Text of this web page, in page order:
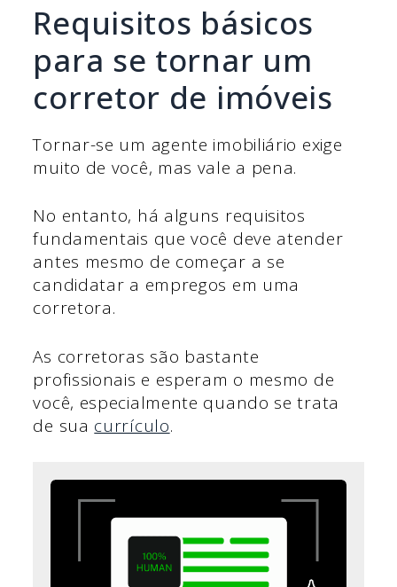
Requisitos básicos
para se tornar um
corretor de imóveis
Tornar-se um agente imobiliário exige
muito de você, mas vale a pena.
No entanto, há alguns requisitos
fundamentais que você deve atender
antes mesmo de começar a se
candidatar a empregos em uma
corretora.
As corretoras são bastante
profissionais e esperam o mesmo de
você, especialmente quando se trata
de sua currículo.